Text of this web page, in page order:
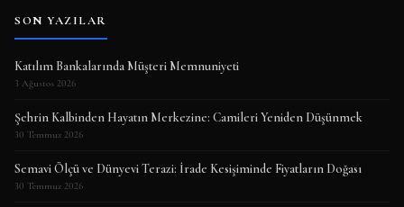
SON YAZILAR
Katılım Bankalarında Müşteri Memnuniyeti
3 Ağustos 2026
Şehrin Kalbinden Hayatın Merkezine: Camileri Yeniden Düşünmek
30 Temmuz 2026
Semavi Ölçü ve Dünyevi Terazi: İrade Kesişiminde Fiyatların Doğası
30 Temmuz 2026